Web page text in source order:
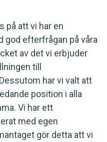
på att vi har en
god efterfrågan på våra
av det vi erbjuder
till
har vi valt att
position i alla
Vi har ett
med egen
gör detta att vi